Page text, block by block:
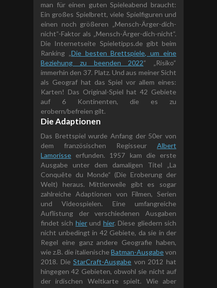
man für einen guten Spieleabend braucht:
Ein großes Spielbrett, viele Spielfiguren und
einen noch größeren „Mensch-Ärger-dich-
nicht“-Faktor als „Mensch-Ärger-dich-nicht“.
Die Internetseite Spieletipps.de gibt beim
Ranking „Die besten Brettspiele, um eine
Beziehung zu beenden 2022“ „Risiko“
immerhin den 37. Platz. Und aus meiner Sicht
als Geograf hat das Spiel vor allem eines:
Karten! Das Original-Spiel hat 42 Gebiete
auf 6 Kontinenten, die es zu
erobern/befreien gilt.
Die Adaptionen
Das Brettspiel wurde Anfang der 50er von
dem französischen Regisseur Albert
Lamorisse erfunden. 1957 kam die erste
Ausgabe unter dem damaligen Titel „La
Conquête du Monde“ (Die Eroberung der
Welt) heraus. Mittlerweile gibt es sogar
zahlreiche Adaptionen von Filmen, Serien
und Videospielen. Eine umfangreiche
Auflistung der verschiedenen Ausgaben
findet sich hierund hier. Diese gliedern sich
nicht unbedingt in 42 Gebiete, da sie in der
Regel eine ganz andere Geografie haben,
wie z.B. die italienische Batman-Ausgabevon
2018. DieStarCraft-Ausgabe von 2012 hat
hingegen 42 Gebieten, obwohl sie nicht auf
der irdischen Weltkarte spielt. Wie aber